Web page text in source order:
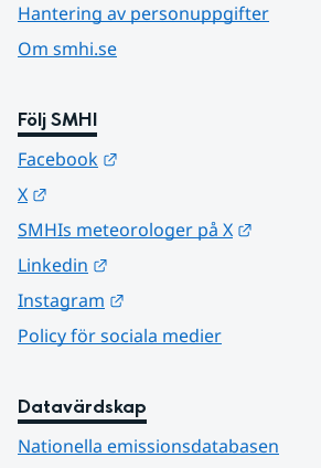
Hantering av personuppgifter
Om smhi.se
Följ SMHI
Facebook
X
SMHIs meteorologer på X
Linkedin
Instagram
Policy för sociala medier
Datavärdskap
Nationella emissionsdatabasen